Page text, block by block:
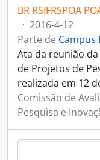
BR RSIFRSPOA
· 2016-4-12
Parte de Campus
Ata da reunião
de Projetos de
realizada em 12
Comissão de
Pesquisa e